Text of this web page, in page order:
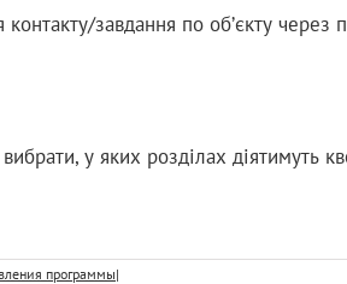
завдання по об’єкту
у яких розділах діятимуть
программы|